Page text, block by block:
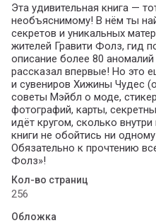
Эта удивительная книга —
необъяснимому! В нём ты
секретов и уникальных
жителей Гравити Фолз, гид
описание более 80
рассказал впервые! Но это
и сувениров Хижины Чудес
советы Мэйбл о моде,
фотографий, карты,
идёт кругом, сколько
книги не обойтись ни
Обязательно к прочтению
Фолз»!
Кол-во страниц
256
Обложка